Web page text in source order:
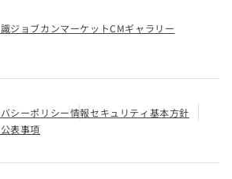
ジョブカンマーケットCMギャラリー
シーポリシー情報セキュリティ基本方針
表事項